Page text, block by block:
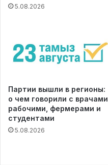
5.08.2026
Партии вышли в регионы:
о чем говорили с врачами,
рабочими, фермерами и
студентами
5.08.2026